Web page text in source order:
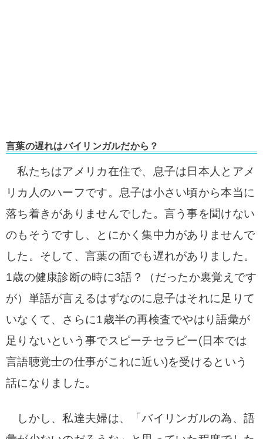
言葉の遅れはバイリンガルだから？
私たちはアメリカ在住で、息子は日本人とアメ
リカ人のハーフです。息子は小さい頃から本当に
落ち着きがありませんでした。言う事を聞けない
のもそうですし、とにかく集中力がありませんで
した。そして、言葉の面でも遅れがありました。
1歳の健康診断の時に3語？（だったか裏覚えです
が）単語が言えるはずなのに息子はそれに足りて
いなくて、さらに1歳半の再検査でやはり語彙が
足りないという事でスピーチセラピー(日本では
言語聴覚士の仕事がこれに近い)を受けるという
話になりました。
しかし、私達夫婦は、「バイリンガルの為、語